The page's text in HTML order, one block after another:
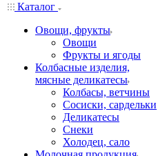
Каталог
Овощи, фрукты
Овощи
Фрукты и ягоды
Колбасные изделия,
мясные деликатесы
Колбасы, ветчины
Сосиски, сардельки
Деликатесы
Снеки
Холодец, сало